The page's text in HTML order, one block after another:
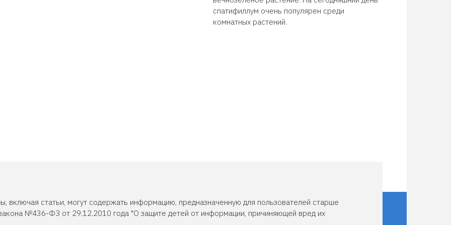
спатифиллум очень популярен среди
комнатных растений.
включая статьи, могут содержать информацию, предназначенную для пользователей старше
№436-ФЗ от 29.12.2010 года "О защите детей от информации, причиняющей вред их